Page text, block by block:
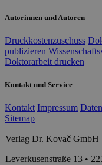
Autorinnen und Autoren
Druckkostenzuschuss
publizieren
Doktorarbeit drucken
Kontakt und Service
Kontakt Impressum
Sitemap
Verlag Dr. Kovač GmbH
Leverkusenstraße 13 •